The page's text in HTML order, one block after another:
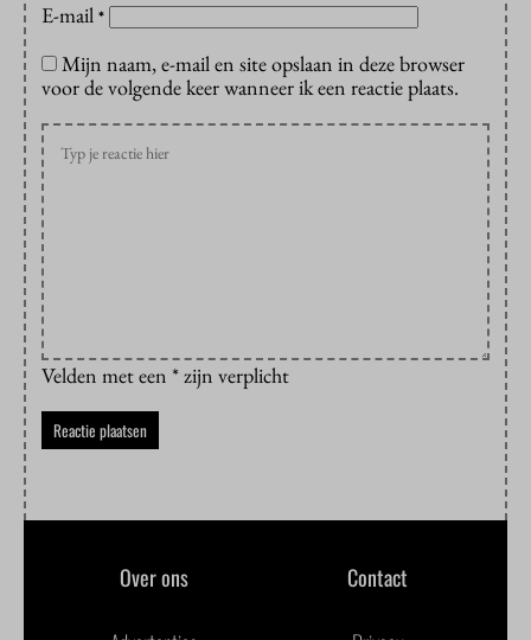
E-mail *
Mijn naam, e-mail en site opslaan in deze browser
voor de volgende keer wanneer ik een reactie plaats.
Velden met een * zijn verplicht
Over ons Contact